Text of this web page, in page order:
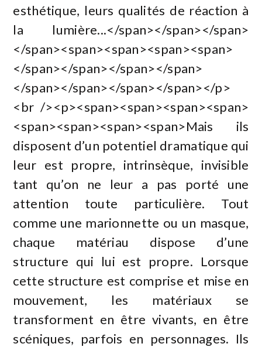
esthétique, leurs qualités de réaction à
la lumière...</span></span></span>
</span><span><span><span><span>
</span></span></span></span>
</span></span></span></span></p>
<br /><p><span><span><span><span>
<span><span><span><span>Mais ils
disposent d’un potentiel dramatique qui
leur est propre, intrinsèque, invisible
tant qu’on ne leur a pas porté une
attention toute particulière. Tout
comme une marionnette ou un masque,
chaque matériau dispose d’une
structure qui lui est propre. Lorsque
cette structure est comprise et mise en
mouvement, les matériaux se
transforment en être vivants, en être
scéniques, parfois en personnages. Ils